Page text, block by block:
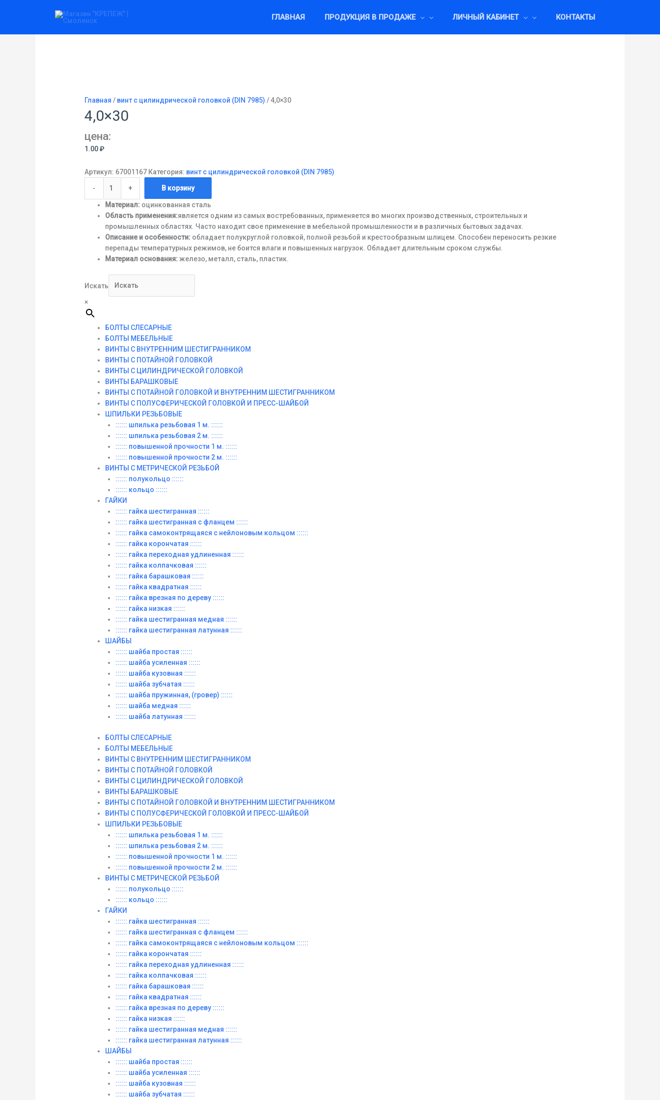
ГЛАВНАЯ ПРОДУКЦИЯ В ПРОДАЖЕ ЛИЧНЫЙ КАБИНЕТ КОНТАКТЫ
Главная / винт с цилиндрической головкой (DIN 7985) / 4,0×30
4,0×30
цена:
1.00₽
Артикул: 67001167 Категория: винт с цилиндрической головкой (DIN 7985)
-
товара
+ В корзину
Материал: оцинкованная сталь
Область применения:является одним из самых востребованных, применяется во многих производственных, строительных и
промышленных областях. Часто находит свое применение в мебельной промышленности и в различных бытовых задачах.
Описание и особенности: обладает полукруглой головкой, полной резьбой и крестообразным шлицем. Способен переносить резкие
перепады температурных режимов, не боится влаги и повышенных нагрузок. Обладает длительным сроком службы.
Материал основания: железо, металл, сталь, пластик.
Искать
×
БОЛТЫ СЛЕСАРНЫЕ
БОЛТЫ МЕБЕЛЬНЫЕ
ВИНТЫ С ВНУТРЕННИМ ШЕСТИГРАННИКОМ
ВИНТЫ С ПОТАЙНОЙ ГОЛОВКОЙ
ВИНТЫ С ЦИЛИНДРИЧЕСКОЙ ГОЛОВКОЙ
ВИНТЫ БАРАШКОВЫЕ
ВИНТЫ С ПОТАЙНОЙ ГОЛОВКОЙ И ВНУТРЕННИМ ШЕСТИГРАННИКОМ
ВИНТЫ С ПОЛУСФЕРИЧЕСКОЙ ГОЛОВКОЙ И ПРЕСС-ШАЙБОЙ
ШПИЛЬКИ РЕЗЬБОВЫЕ
:::::: шпилька резьбовая 1 м. ::::::
:::::: шпилька резьбовая 2 м. ::::::
:::::: повышенной прочности 1 м. ::::::
:::::: повышенной прочности 2 м. ::::::
ВИНТЫ C МЕТРИЧЕСКОЙ РЕЗЬБОЙ
:::::: полукольцо ::::::
:::::: кольцо ::::::
ГАЙКИ
:::::: гайка шестигранная ::::::
:::::: гайка шестигранная с фланцем ::::::
:::::: гайка самоконтрящаяся с нейлоновым кольцом ::::::
:::::: гайка корончатая ::::::
:::::: гайка переходная удлиненная ::::::
:::::: гайка колпачковая ::::::
:::::: гайка барашковая ::::::
:::::: гайка квадратная ::::::
:::::: гайка врезная по дереву ::::::
:::::: гайка низкая ::::::
:::::: гайка шестигранная медная ::::::
:::::: гайка шестигранная латунная ::::::
ШАЙБЫ
:::::: шайба простая ::::::
:::::: шайба усиленная ::::::
:::::: шайба кузовная ::::::
:::::: шайба зубчатая ::::::
:::::: шайба пружинная, (гровер) ::::::
:::::: шайба медная ::::::
:::::: шайба латунная ::::::
БОЛТЫ СЛЕСАРНЫЕ
БОЛТЫ МЕБЕЛЬНЫЕ
ВИНТЫ С ВНУТРЕННИМ ШЕСТИГРАННИКОМ
ВИНТЫ С ПОТАЙНОЙ ГОЛОВКОЙ
ВИНТЫ С ЦИЛИНДРИЧЕСКОЙ ГОЛОВКОЙ
ВИНТЫ БАРАШКОВЫЕ
ВИНТЫ С ПОТАЙНОЙ ГОЛОВКОЙ И ВНУТРЕННИМ ШЕСТИГРАННИКОМ
ВИНТЫ С ПОЛУСФЕРИЧЕСКОЙ ГОЛОВКОЙ И ПРЕСС-ШАЙБОЙ
ШПИЛЬКИ РЕЗЬБОВЫЕ
:::::: шпилька резьбовая 1 м. ::::::
:::::: шпилька резьбовая 2 м. ::::::
:::::: повышенной прочности 1 м. ::::::
:::::: повышенной прочности 2 м. ::::::
ВИНТЫ C МЕТРИЧЕСКОЙ РЕЗЬБОЙ
:::::: полукольцо ::::::
:::::: кольцо ::::::
ГАЙКИ
:::::: гайка шестигранная ::::::
:::::: гайка шестигранная с фланцем ::::::
:::::: гайка самоконтрящаяся с нейлоновым кольцом ::::::
:::::: гайка корончатая ::::::
:::::: гайка переходная удлиненная ::::::
:::::: гайка колпачковая ::::::
:::::: гайка барашковая ::::::
:::::: гайка квадратная ::::::
:::::: гайка врезная по дереву ::::::
:::::: гайка низкая ::::::
:::::: гайка шестигранная медная ::::::
:::::: гайка шестигранная латунная ::::::
ШАЙБЫ
:::::: шайба простая ::::::
:::::: шайба усиленная ::::::
:::::: шайба кузовная ::::::
:::::: шайба зубчатая ::::::